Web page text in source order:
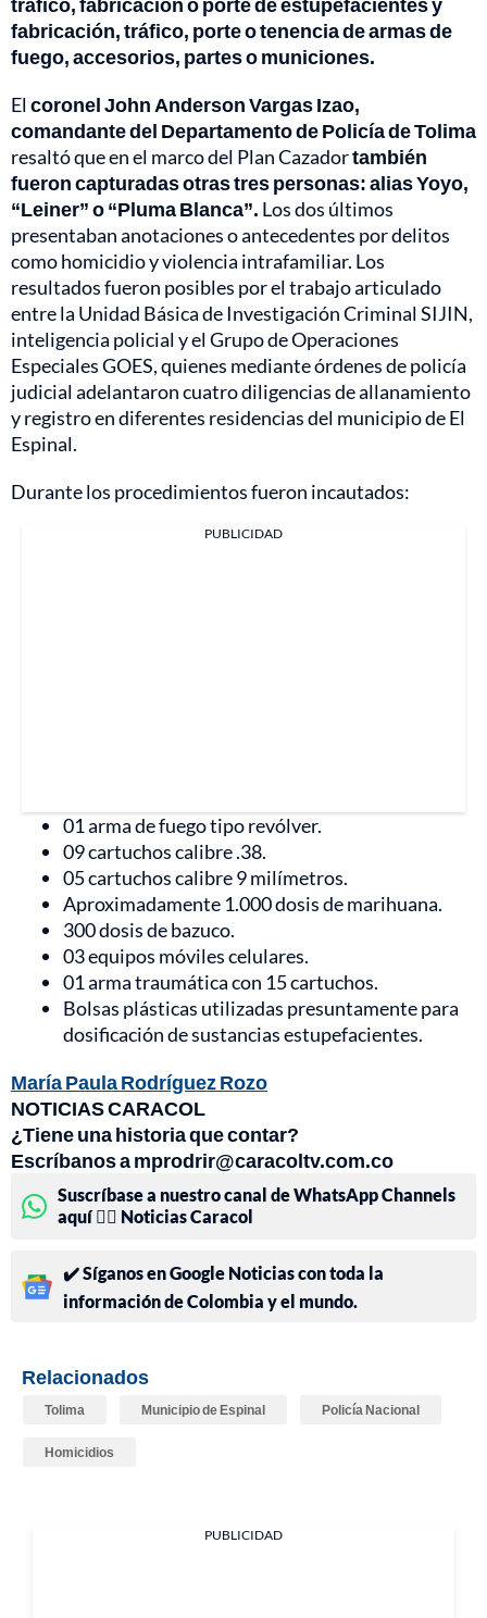
fabricación, tráfico, porte o tenencia de armas de
fuego, accesorios, partes o municiones.
Elcoronel John Anderson Vargas Izao,
comandante del Departamento de Policía de Tolima
resaltó que en el marco del Plan Cazadortambién
fueron capturadas otras tres personas: alias Yoyo,
“Leiner” o “Pluma Blanca”. Los dos últimos
presentaban anotaciones o antecedentes por delitos
como homicidio y violencia intrafamiliar. Los
resultados fueron posibles por el trabajo articulado
entre la Unidad Básica de Investigación Criminal SIJIN,
inteligencia policial y el Grupo de Operaciones
Especiales GOES, quienes mediante órdenes de policía
judicial adelantaron cuatro diligencias de allanamiento
y registro en diferentes residencias del municipio de El
Espinal.
Durante los procedimientos fueron incautados:
PUBLICIDAD
01 arma de fuego tipo revólver.
09 cartuchos calibre .38.
05 cartuchos calibre 9 milímetros.
Aproximadamente 1.000 dosis de marihuana.
300 dosis de bazuco.
03 equipos móviles celulares.
01 arma traumática con 15 cartuchos.
Bolsas plásticas utilizadas presuntamente para
dosificación de sustancias estupefacientes.
María Paula Rodríguez Rozo
NOTICIAS CARACOL
¿Tiene una historia que contar?
Escríbanos a mprodrir@caracoltv.com.co
Suscríbase a nuestro canal de WhatsApp Channels
aquí 👉🏻 Noticias Caracol
✔️ Síganos en Google Noticias con toda la
información de Colombia y el mundo.
Relacionados
Tolima Municipio de Espinal Policía Nacional
Homicidios
PUBLICIDAD